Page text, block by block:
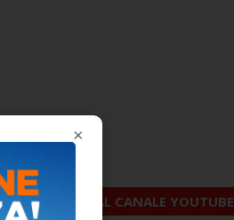
×
ISCRIVITI AL CANALE YOUTUBE